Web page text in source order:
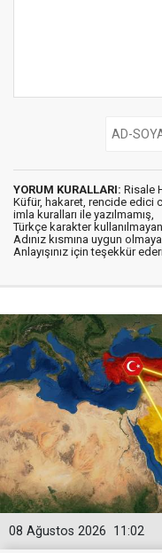
YORUM KURALLARI: Risale
Küfür, hakaret, rencide edici
imla kuralları ile yazılmamış,
Türkçe karakter
Adınız kısmına uygun
Anlayışınız için teşekkür
11:02
08 Ağustos 2026